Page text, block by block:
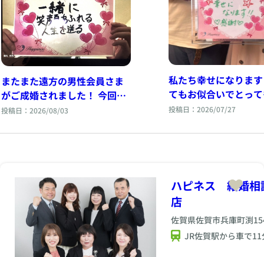
またまた遠方の男性会員さま
がご成婚されました！ 今回は
オンラインでのご成婚手続き
した(^^♪
投稿日：2026/08/03
私たち幸せになりま
てもお似合いでとっ
なお二人が幸せそう
されました(^^♪
投稿日：2026/07/27
ハピネス 結婚相
店
佐賀県佐賀市兵庫町渕
JR佐賀駅から車で11